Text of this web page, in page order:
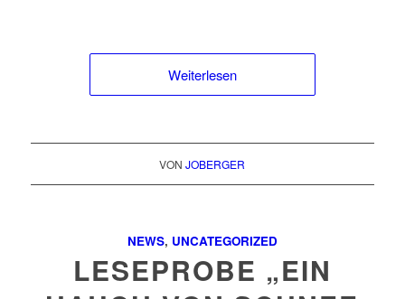
Weiterlesen
VONJOBERGER
NEWS, UNCATEGORIZED
LESEPROBE „EIN